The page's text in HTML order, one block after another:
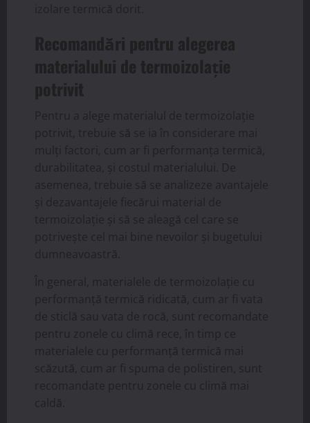
izolare termică dorit.
Recomandări pentru alegerea
materialului de termoizolație
potrivit
Pentru a alege materialul de termoizolație
potrivit, trebuie să se ia în considerare mai
mulți factori, cum ar fi performanța termică,
durabilitatea, și costul materialului. De
asemenea, trebuie să se analizeze avantajele
și dezavantajele fiecărui material de
termoizolație și să se aleagă cel care se
potrivește cel mai bine nevoilor și bugetului
dumneavoastră.
În general, materialele de termoizolație cu
performanță termică ridicată, cum ar fi vata
de sticlă sau vata de rocă, sunt recomandate
pentru zonele cu climă rece, în timp ce
materialele cu performanță termică mai
scăzută, cum ar fi spuma de polistiren, sunt
recomandate pentru zonele cu climă mai
caldă.